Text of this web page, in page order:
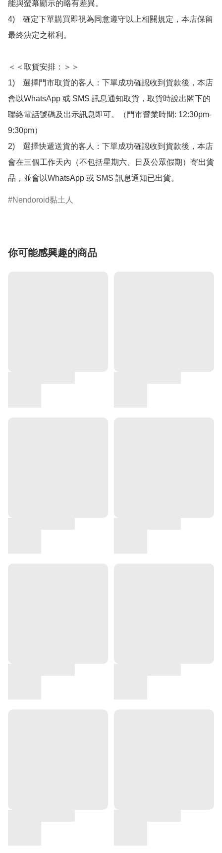
能與螢幕顯示的略有差異。
4)　確定下單購買即視為同意遵守以上相關規定，本店保留
最終決定之權利。
＜＜取貨安排：＞＞
1)　選擇門市取貨的客人：下單成功確認收到貨款後，本店
會以WhatsApp 或 SMS 訊息通知取貨，取貨時說出閣下的
聯絡電話號碼及出示訊息即可。（門市營業時間: 12:30pm-
9:30pm）
2)　選擇快遞送貨的客人：下單成功確認收到貨款後，本店
會在三個工作天內（不包括星期六、日及公眾假期）寄出貨
品，並會以WhatsApp 或 SMS 訊息通知已出貨。
Nendoroid黏土人
你可能感興趣的商品